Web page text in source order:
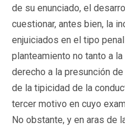
de su enunciado, el
cuestionar, antes bien, la
enjuiciados en el tipo
planteamiento no tanto a
derecho a la presunción
de la tipicidad de la
tercer motivo en cuyo
No obstante, y en aras de